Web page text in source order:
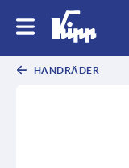
HANDRÄDER